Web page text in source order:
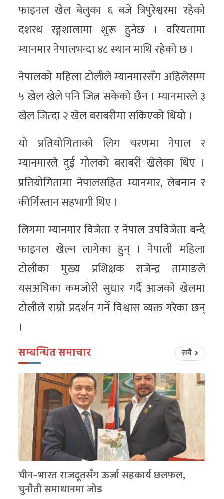
फाइनल खेल बेलुका ६ बजे त्रिपुरेश्वरमा रहेको
दशरथ रङ्गशालामा शुरू हुनेछ । वरियतामा
म्यानमार नेपालभन्दा ४८ स्थान माथि रहेको छ ।
नेपालको महिला टोलीले म्यानमारसँग अहिलेसम्म
५ खेल खेले पनि जित्न सकेको छैन । म्यानमारले ३
खेल जित्दा २ खेल बराबरीमा सकिएको थियो ।
यो प्रतियोगिताको लिग चरणमा नेपाल र
म्यानमारले दुई गोलको बराबरी खेलेका थिए ।
प्रतियोगितामा नेपालसहित म्यानमार, लेबनान र
कीर्गिस्तान सहभागी थिए ।
लिगमा म्यानमार विजेता र नेपाल उपविजेता बन्दै
फाइनल खेल्न लागेका हुन् । नेपाली महिला
टोलीका मुख्य प्रशिक्षक राजेन्द्र तामाङले
यसअघिका कमजोरी सुधार गर्दै आजको खेलमा
टोलीले राम्रो प्रदर्शन गर्ने विश्वास व्यक्त गरेका छन्
।
सम्बन्धित समाचार सबै
चीन–भारत राजदूतसँग ऊर्जा सहकार्य छलफल,
चुनौती समाधानमा जोड